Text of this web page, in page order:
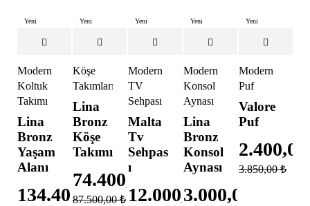
Yeni
Modern
Koltuk
Takımı
Lina
Bronz
Yaşam
Alanı
134.400,00₺
Yeni
Köşe
Takımları
Lina
Bronz
Köşe
Takımı
87.500,00₺
74.400,00
Yeni
Modern
TV
Sehpası
Malta
Tv
Sehpas
ı
12.000,00₺
Yeni
Modern
Konsol
Aynası
Lina
Bronz
Konsol
Aynası
3.000,00
Yeni
Modern
Puf
Valore
Puf
3.850,00₺